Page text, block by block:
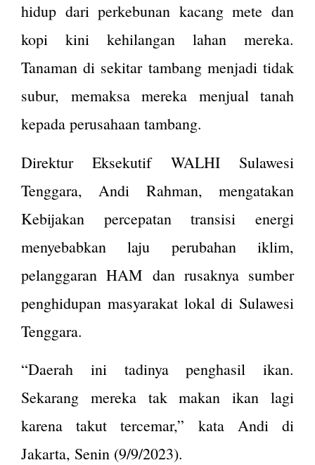
hidup dari perkebunan kacang mete dan
kopi kini kehilangan lahan mereka.
Tanaman di sekitar tambang menjadi tidak
subur, memaksa mereka menjual tanah
kepada perusahaan tambang​.
Direktur Eksekutif WALHI Sulawesi
Tenggara, Andi Rahman, mengatakan
Kebijakan percepatan transisi energi
menyebabkan laju perubahan iklim,
pelanggaran HAM dan rusaknya sumber
penghidupan masyarakat lokal di Sulawesi
Tenggara.
“Daerah ini tadinya penghasil ikan.
Sekarang mereka tak makan ikan lagi
karena takut tercemar,” kata Andi di
Jakarta, Senin (9/9/2023).